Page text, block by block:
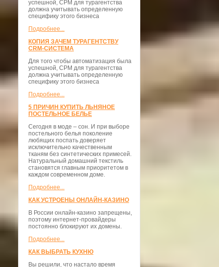
успешной, СРМ для турагентства
должна учитывать определенную
специфику этого бизнеса
Подробнее...
КОПИЯ ЗАЧЕМ ТУРАГЕНТСТВУ
CRM-СИСТЕМА
Для того чтобы автоматизация была
успешной, СРМ для турагентства
должна учитывать определенную
специфику этого бизнеса
Подробнее...
5 ПРИЧИН КУПИТЬ ЛЬНЯНОЕ
ПОСТЕЛЬНОЕ БЕЛЬЕ
Сегодня в моде – сон. И при выборе
постельного белья поколение
любящих поспать доверяет
исключительно качественным
тканям без синтетических примесей.
Натуральный домашний текстиль
становятся главным приоритетом в
каждом современном доме.
Подробнее...
КАК УСТРОЕНЫ ОНЛАЙН-КАЗИНО
В России онлайн-казино запрещены,
поэтому интернет-провайдеры
постоянно блокируют их домены.
Подробнее...
КАК ВЫБРАТЬ КУХНЮ
Вы решили, что настало время